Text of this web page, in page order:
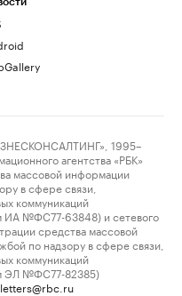
1995–
агентства «РБК»
массовой информации
в сфере связи,
коммуникаций
ИА №ФС77-63848) и сетевого
средства массовой
по надзору в сфере связи,
коммуникаций
ЭЛ №ФС77-82385)
letters@rbc.ru